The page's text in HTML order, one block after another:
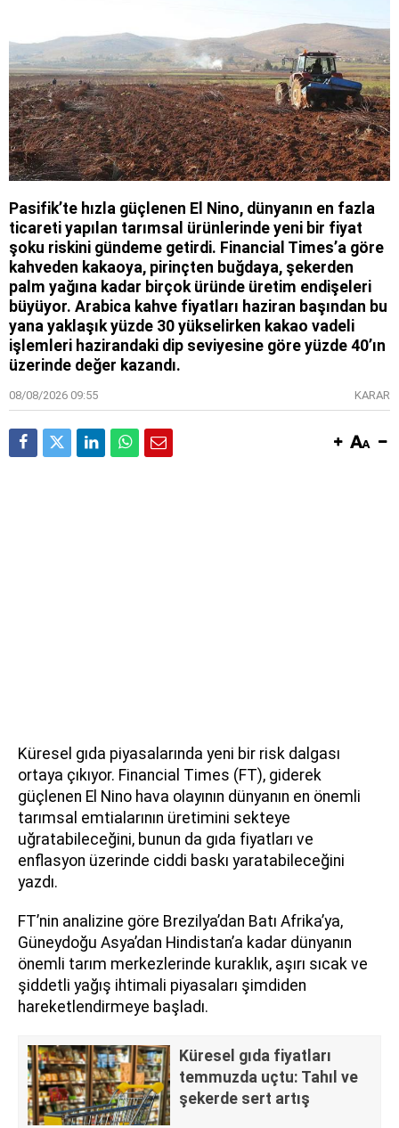
Pasifik’te hızla güçlenen El Nino, dünyanın en fazla
ticareti yapılan tarımsal ürünlerinde yeni bir fiyat
şoku riskini gündeme getirdi. Financial Times’a göre
kahveden kakaoya, pirinçten buğdaya, şekerden
palm yağına kadar birçok üründe üretim endişeleri
büyüyor. Arabica kahve fiyatları haziran başından bu
yana yaklaşık yüzde 30 yükselirken kakao vadeli
işlemleri hazirandaki dip seviyesine göre yüzde 40’ın
üzerinde değer kazandı.
08/08/2026 09:55 KARAR
Küresel gıda piyasalarında yeni bir risk dalgası
ortaya çıkıyor. Financial Times (FT), giderek
güçlenen El Nino hava olayının dünyanın en önemli
tarımsal emtialarının üretimini sekteye
uğratabileceğini, bunun da gıda fiyatları ve
enflasyon üzerinde ciddi baskı yaratabileceğini
yazdı.
FT’nin analizine göre Brezilya’dan Batı Afrika’ya,
Güneydoğu Asya’dan Hindistan’a kadar dünyanın
önemli tarım merkezlerinde kuraklık, aşırı sıcak ve
şiddetli yağış ihtimali piyasaları şimdiden
hareketlendirmeye başladı.
Küresel gıda fiyatları
temmuzda uçtu: Tahıl ve
şekerde sert artış